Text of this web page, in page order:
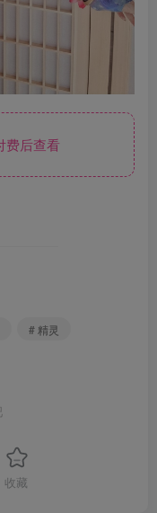
后查看
# 精灵
收藏